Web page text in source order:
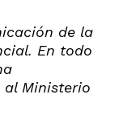
de la
En todo
al Ministerio